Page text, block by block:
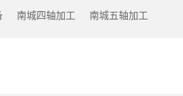
南城四轴加工 南城五轴加工